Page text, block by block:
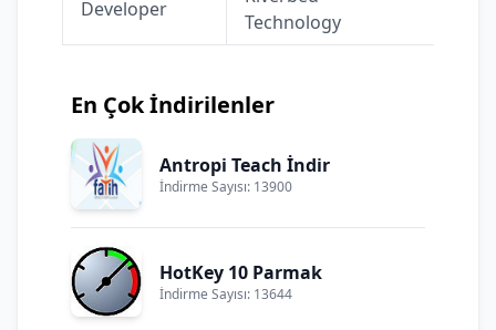
Developer
Technology
En Çok İndirilenler
Antropi Teach İndir
İndirme Sayısı: 13900
HotKey 10 Parmak
İndirme Sayısı: 13644